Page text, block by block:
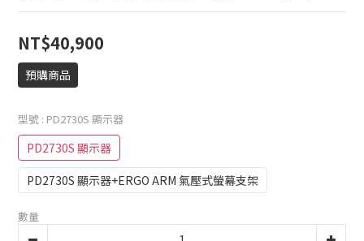
NT$40,900
預購商品
型號 : PD2730S 顯示器
PD2730S 顯示器
PD2730S 顯示器+ERGO ARM 氣壓式螢幕支架
數量